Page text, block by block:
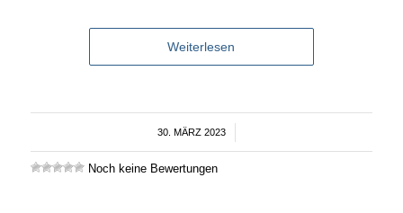
Weiterlesen
30. MÄRZ 2023
/
Noch keine Bewertungen